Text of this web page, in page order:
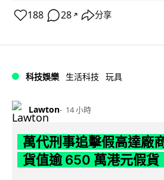
188 28 ↗ 分享
科技娛樂 生活科技 玩具
Lawton 14 小時
萬代刑事追擊假高達廠
貨值逾 650 萬港元假貨